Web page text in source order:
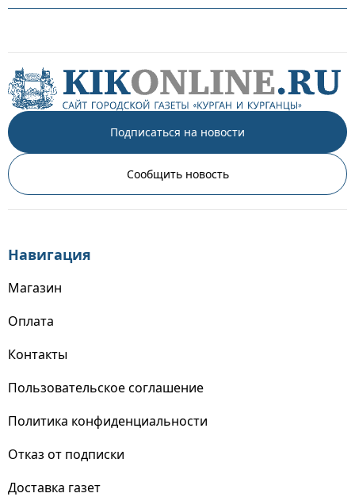
Подписаться на новости
Сообщить новость
Навигация
Магазин
Оплата
Контакты
Пользовательское соглашение
Политика конфиденциальности
Отказ от подписки
Доставка газет